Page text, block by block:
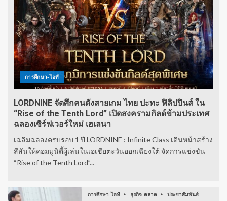
การศึกษา-ไอที
LORDNINE จัดศึกคนดังสายเกม ไทย ปะทะ ฟิลิปปินส์ ใน
“Rise of the Tenth Lord” เปิดสงครามกิลด์ข้ามประเทศ
ฉลองเซิร์ฟเวอร์ใหม่ เฮเลนา
เฉลิมฉลองครบรอบ 1 ปี LORDNINE : Infinite Class เดินหน้าสร้าง
สีสันให้คอมมูนิตี้ผู้เล่นในเอเชียตะวันออกเฉียงใต้ จัดการแข่งขัน
“Rise of the Tenth Lord”...
การศึกษา-ไอที ธุรกิจ-ตลาด ประชาสัมพันธ์